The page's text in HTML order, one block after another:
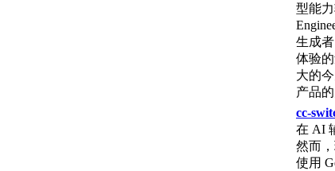
型能力
生成
体验
大的
产品的
cc-
在 AI
然而
使用